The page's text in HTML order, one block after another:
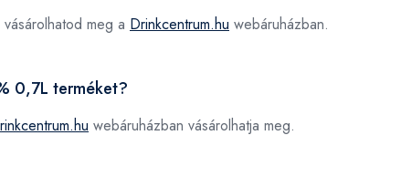
meg a Drinkcentrum.hu webáruházban.
0,7L terméket?
webáruházban vásárolhatja meg.